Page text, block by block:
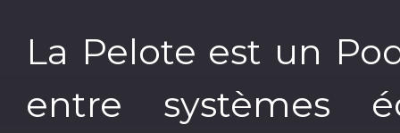
La Pelote est un
entre systèmes